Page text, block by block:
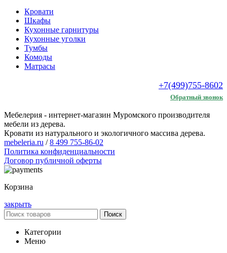
Кровати
Шкафы
Кухонные гарнитуры
Кухонные уголки
Тумбы
Комоды
Матрасы
+7(499)755-8602
Обратный звонок
Мебелерия - интернет-магазин Муромского производителя
мебели из дерева.
Кровати из натурального и экологичного массива дерева.
mebeleria.ru /8 499 755-86-02
Политика конфиденциальности
Договор публичной оферты
Корзина
закрыть
Поиск
Категории
Меню